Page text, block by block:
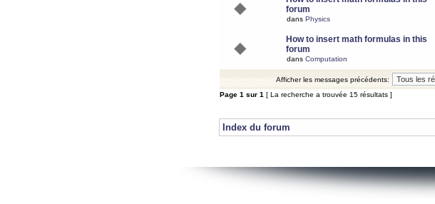
forum
dans Physics
How to insert math formulas in this
forum
dans Computation
Afficher les messages précédents:
Page 1 sur 1 [ La recherche a trouvée 15 résultats ]
Index du forum